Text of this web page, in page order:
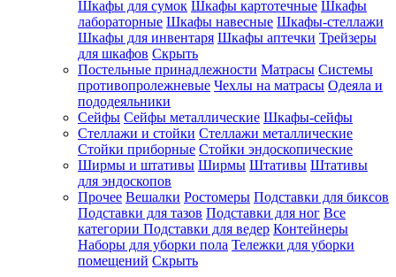
Шкафы для сумок Шкафы картотечные Шкафы
лабораторные Шкафы навесные Шкафы-стеллажи
Шкафы для инвентаря Шкафы аптечки Трейзеры
для шкафов Скрыть
Постельные принадлежности Матрасы Системы
противопролежневые Чехлы на матрасы Одеяла и
пододеяльники
Сейфы Сейфы металлические Шкафы-сейфы
Стеллажи и стойки Стеллажи металлические
Стойки приборные Стойки эндоскопические
Ширмы и штативы Ширмы Штативы Штативы
для эндоскопов
Прочее Вешалки Ростомеры Подставки для биксов
Подставки для тазов Подставки для ног Все
категории Подставки для ведер Контейнеры
Наборы для уборки пола Тележки для уборки
помещений Скрыть